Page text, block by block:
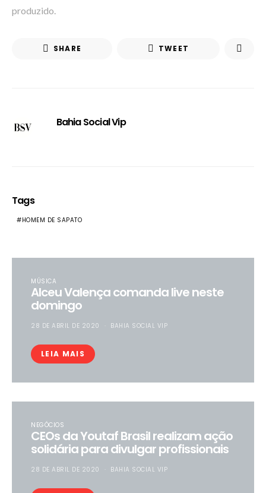
produzido.
SHARE TWEET
Bahia Social Vip
Tags
HOMEM DE SAPATO
MÚSICA
Alceu Valença comanda live neste
domingo
28 DE ABRIL DE 2020 BAHIA SOCIAL VIP
LEIA MAIS
NEGÓCIOS
CEOs da Youtaf Brasil realizam ação
solidária para divulgar profissionais
28 DE ABRIL DE 2020 BAHIA SOCIAL VIP